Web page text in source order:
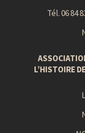
Tél. 06 84
L’HISTOIRE